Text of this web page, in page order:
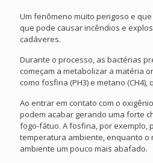
Um fenômeno muito perigoso e
que pode causar incêndios e
cadáveres.
Durante o processo, as bactérias
começam a metabolizar a matéria
como fosfina (PH3) e metano
Ao entrar em contato com o
podem acabar gerando uma forte
fogo-fátuo. A fosfina, por exemplo,
temperatura ambiente, enquanto o
ambiente um pouco mais abafado.